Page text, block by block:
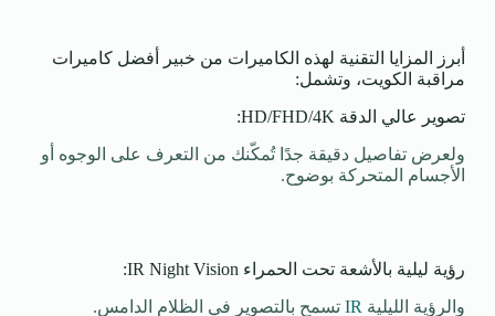
أبرز المزايا التقنية لهذه الكاميرات من خبير أفضل كاميرات
مراقبة الكويت، وتشمل:
تصوير عالي الدقة HD/FHD/4K:
ولعرض تفاصيل دقيقة جدًا تُمكّنك من التعرف على الوجوه أو
الأجسام المتحركة بوضوح.
رؤية ليلية بالأشعة تحت الحمراء IR Night Vision:
والرؤية الليلية IRتسمح بالتصوير في الظلام الدامس.